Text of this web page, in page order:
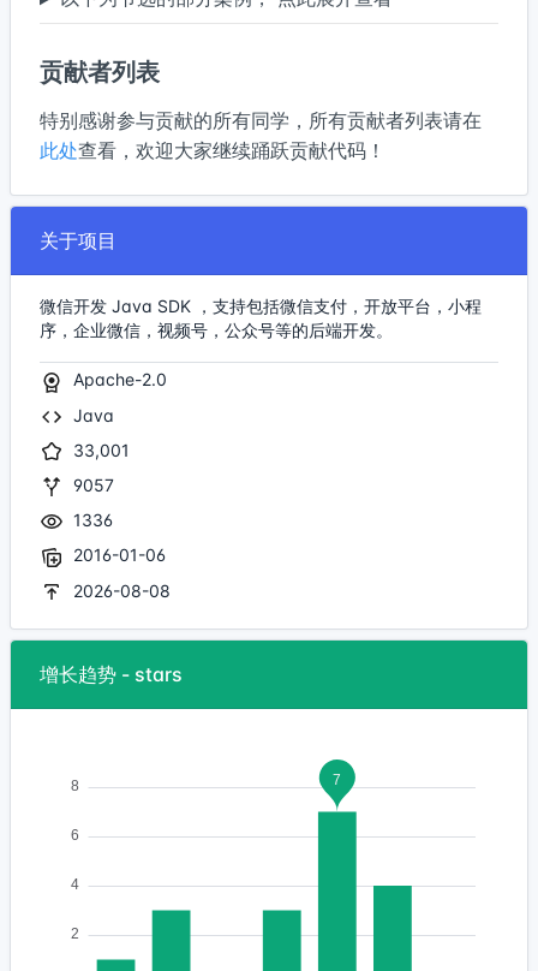
贡献者列表
特别感谢参与贡献的所有同学，所有贡献者列表请在
此处查看，欢迎大家继续踊跃贡献代码！
关于项目
微信开发 Java SDK ，支持包括微信支付，开放平台，小程
序，企业微信，视频号，公众号等的后端开发。
Apache-2.0
Java
33,001
9057
1336
2016-01-06
2026-08-08
增长趋势 - stars